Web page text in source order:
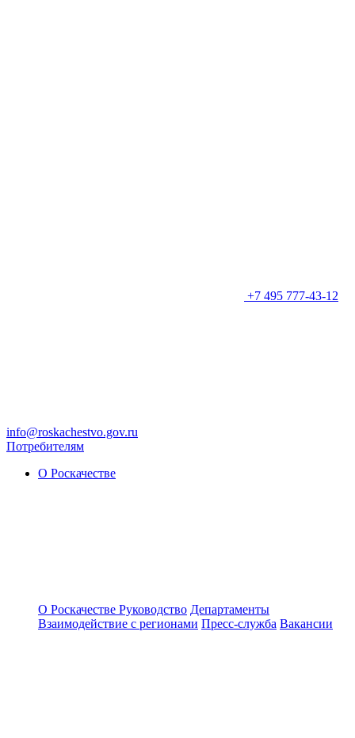
+7 495 777-43-12
info@roskachestvo.gov.ru
Потребителям
О Роскачестве
О Роскачестве Руководство Департаменты
Взаимодействие с регионами Пресс-служба Вакансии